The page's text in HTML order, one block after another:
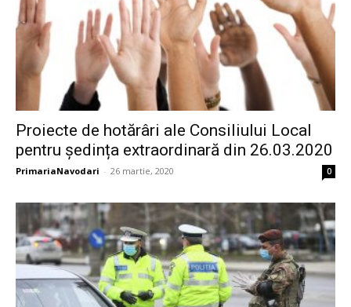
Proiecte de hotărâri ale Consiliului Local
pentru ședința extraordinară din 26.03.2020
PrimariaNavodari - 26 martie, 2020 0